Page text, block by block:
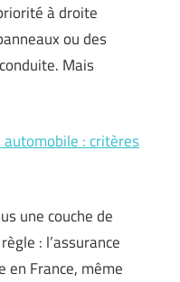
à droite
ou des
Mais
automobile : critères
une couche de
: l’assurance
en France, même